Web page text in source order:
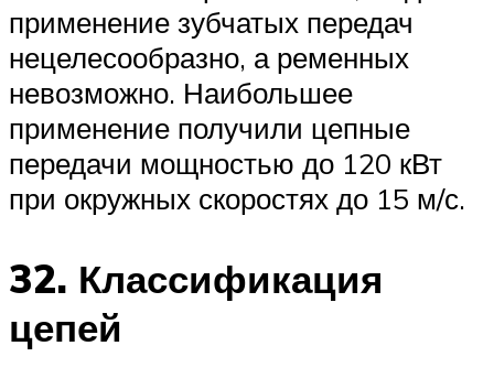
применение зубчатых передач
нецелесообразно, а ременных
невозможно. Наибольшее
применение получили цепные
передачи мощностью до 120 кВт
при окружных скоростях до 15 м/с.
32. Классификация
цепей